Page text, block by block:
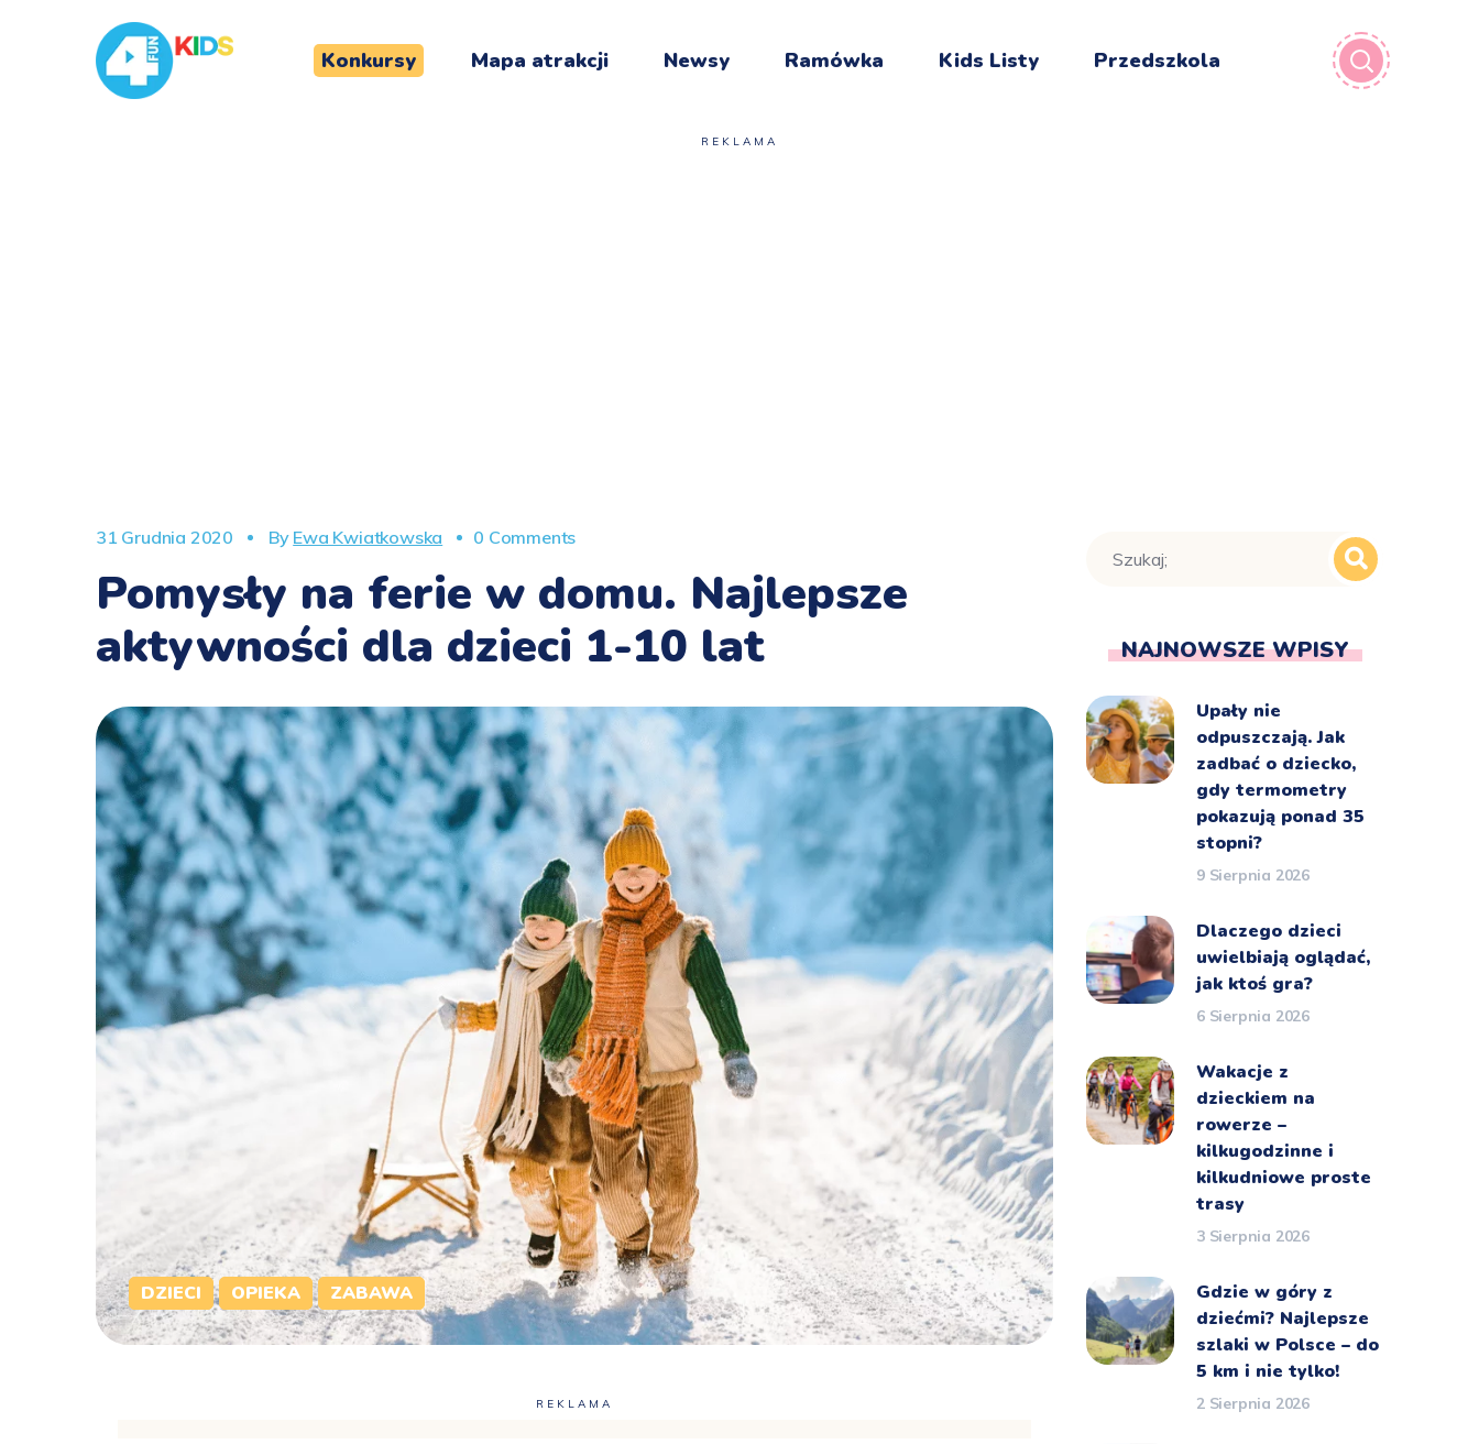
Konkursy Mapa atrakcji Newsy Ramówka Kids Listy Przedszkola
REKLAMA
31 Grudnia 2020 By Ewa Kwiatkowska 0 Comments
Pomysły na ferie w domu. Najlepsze
aktywności dla dzieci 1-10 lat
DZIECI OPIEKA ZABAWA
REKLAMA
NAJNOWSZE WPISY
Upały nie
odpuszczają. Jak
zadbać o dziecko,
gdy termometry
pokazują ponad 35
stopni?
9 Sierpnia 2026
Dlaczego dzieci
uwielbiają oglądać,
jak ktoś gra?
6 Sierpnia 2026
Wakacje z
dzieckiem na
rowerze –
kilkugodzinne i
kilkudniowe proste
trasy
3 Sierpnia 2026
Gdzie w góry z
dziećmi? Najlepsze
szlaki w Polsce – do
5 km i nie tylko!
2 Sierpnia 2026